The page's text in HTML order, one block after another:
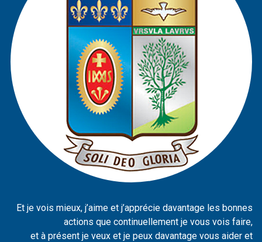
Et je vois mieux, j’aime et j’apprécie davantage les bonnes
actions que continuellement je vous vois faire,
et à présent je veux et je peux davantage vous aider et